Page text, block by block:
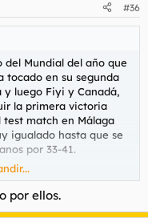
#36
del Mundial del año que
tocado en su segunda
luego Fiyi y Canadá,
la primera victoria
match en Málaga
igualado hasta que se
por 33-41.
por ellos.